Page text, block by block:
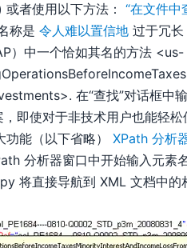
或者使用以下方法：“在文件中
称是令人难以置信地 过于冗
）中一个恰如其名的方法 <us-
在“查找”对话框中
即使对于非技术用户也能轻
功能（以下省略）XPath 分析
分析器窗口中开始输入元素
将直接导航到 XML 文档中的